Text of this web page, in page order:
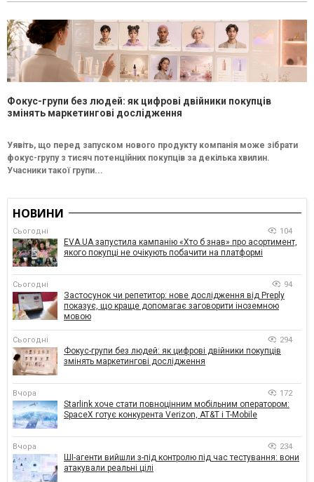
Фокус-групи без людей: як цифрові двійники покупців
змінять маркетингові дослідження
Уявіть, що перед запуском нового продукту компанія може зібрати
фокус-групу з тисяч потенційних покупців за декілька хвилин.
Учасники такої групи...
НОВИНИ
Сьогодні 104
EVA.UA запустила кампанію «Хто б знав» про асортимент,
якого покупці не очікують побачити на платформі
Сьогодні 94
Застосунок чи репетитор: нове дослідження від Preply
показує, що краще допомагає заговорити іноземною
мовою
Сьогодні 294
Фокус-групи без людей: як цифрові двійники покупців
змінять маркетингові дослідження
Вчора 172
Starlink хоче стати повноцінним мобільним оператором:
SpaceX готує конкурента Verizon, AT&T і T-Mobile
Вчора 234
ШІ-агенти вийшли з-під контролю під час тестування: вони
атакували реальні цілі